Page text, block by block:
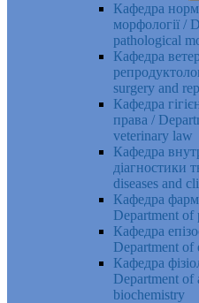
Кафедра
морфології /
pathological
Кафедра
surgery and
Кафедра
права /
veterinary law
Кафедра
діагностики
diseases and
Кафедра
Department of
Кафедра
Department
Кафедра
Department of
biochemistry